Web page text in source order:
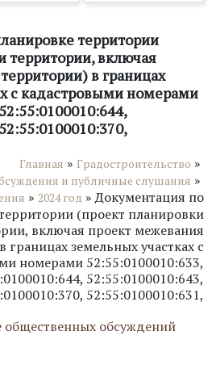
территории
территории, включая
в границах
с кадастровыми номерами
Главная » Градостроительство »
и публичные слушания »
» 2024 год »Документация по
(проект планировки
включая проект межевания
границах земельных участках с
номерами 52:55:0100010:633,
52:55:0100010:643,
52:55:0100010:631,
общественных обсуждений